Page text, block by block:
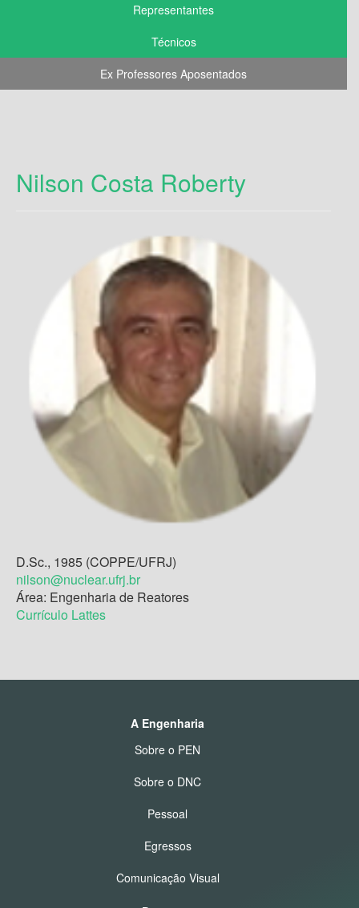
Representantes
Técnicos
Ex Professores Aposentados
Nilson Costa Roberty
D.Sc., 1985 (COPPE/UFRJ)
nilson@nuclear.ufrj.br
Área: Engenharia de Reatores
Currículo Lattes
A Engenharia
Sobre o PEN
Sobre o DNC
Pessoal
Egressos
Comunicação Visual